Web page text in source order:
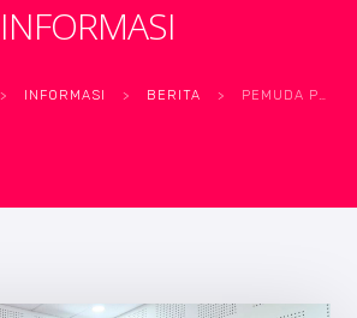
INFORMASI
> INFORMASI > BERITA > PEMUDA PENJAGA BAHASA: GENERASI MUDA PELESTARI BAHASA DAN BUDAYA